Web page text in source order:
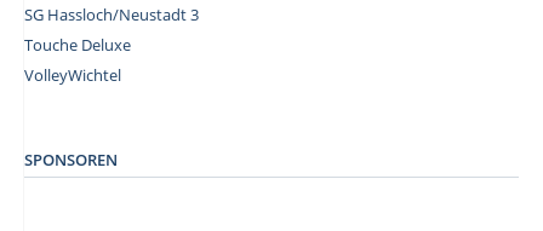
SG Hassloch/Neustadt 3
Touche Deluxe
VolleyWichtel
SPONSOREN